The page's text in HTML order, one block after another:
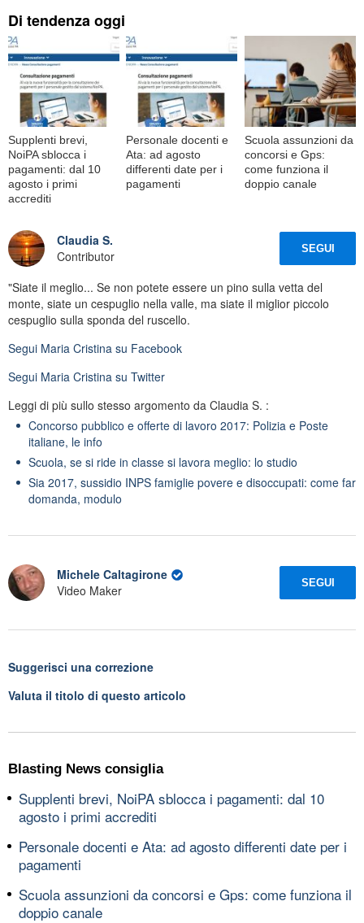
Di tendenza oggi
Supplenti brevi,
NoiPA sblocca i
pagamenti: dal 10
agosto i primi
accrediti
Personale docenti e
Ata: ad agosto
differenti date per i
pagamenti
Scuola assunzioni da
concorsi e Gps:
come funziona il
doppio canale
Claudia S.
Contributor
SEGUI
"Siate il meglio... Se non potete essere un pino sulla vetta del
monte, siate un cespuglio nella valle, ma siate il miglior piccolo
cespuglio sulla sponda del ruscello.
Segui Maria Cristina su Facebook
Segui Maria Cristina su Twitter
Leggi di più sullo stesso argomento da Claudia S. :
Concorso pubblico e offerte di lavoro 2017: Polizia e Poste
italiane, le info
Scuola, se si ride in classe si lavora meglio: lo studio
Sia 2017, sussidio INPS famiglie povere e disoccupati: come far
domanda, modulo
Michele Caltagirone
Video Maker
SEGUI
Suggerisci una correzione
Valuta il titolo di questo articolo
Blasting News consiglia
Supplenti brevi, NoiPA sblocca i pagamenti: dal 10
agosto i primi accrediti
Personale docenti e Ata: ad agosto differenti date per i
pagamenti
Scuola assunzioni da concorsi e Gps: come funziona il
doppio canale